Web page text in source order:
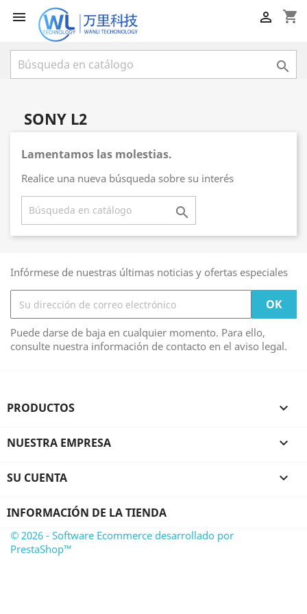
 shopping_cart


SONY L2
Lamentamos las molestias.
Realice una nueva búsqueda sobre su interés

Infórmese de nuestras últimas noticias y ofertas especiales
Puede darse de baja en cualquier momento. Para ello,
consulte nuestra información de contacto en el aviso legal.
PRODUCTOS 
NUESTRA EMPRESA 
SU CUENTA 
INFORMACIÓN DE LA TIENDA
© 2026 - Software Ecommerce desarrollado por
PrestaShop™